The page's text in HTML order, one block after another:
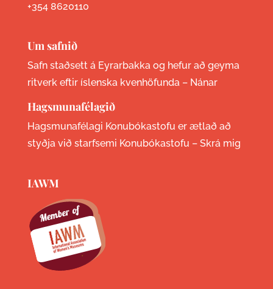
+354 8620110
Um safnið
Safn staðsett á Eyrarbakka og hefur að geyma
ritverk eftir íslenska kvenhöfunda – Nánar
Hagsmunafélagið
Hagsmunafélagi Konubókastofu er ætlað að
styðja við starfsemi Konubókastofu – Skrá mig
IAWM